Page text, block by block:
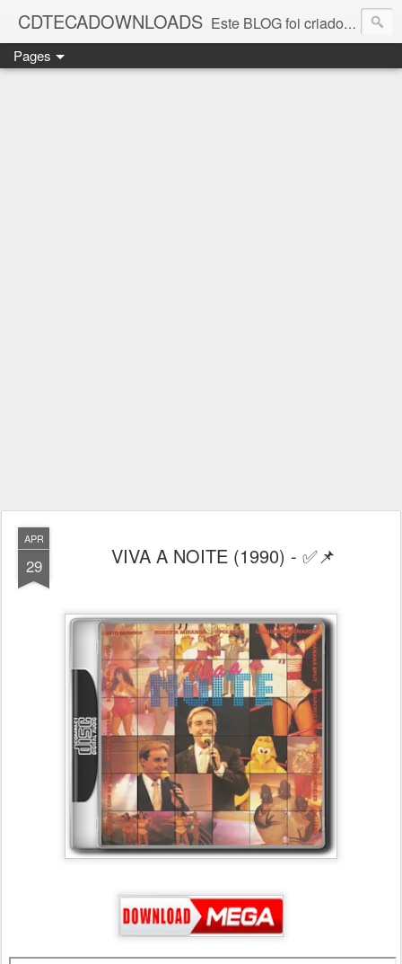
CDTECADOWNLOADS Este BLOG foi criado para os amantes da música. Aqui você encontra vários álbuns musicais. Todos os ritmos, álbuns antigos que foi e continua sendo SUCESSO.
Pages
APR
29 VIVA A NOITE (1990) - ✅📌